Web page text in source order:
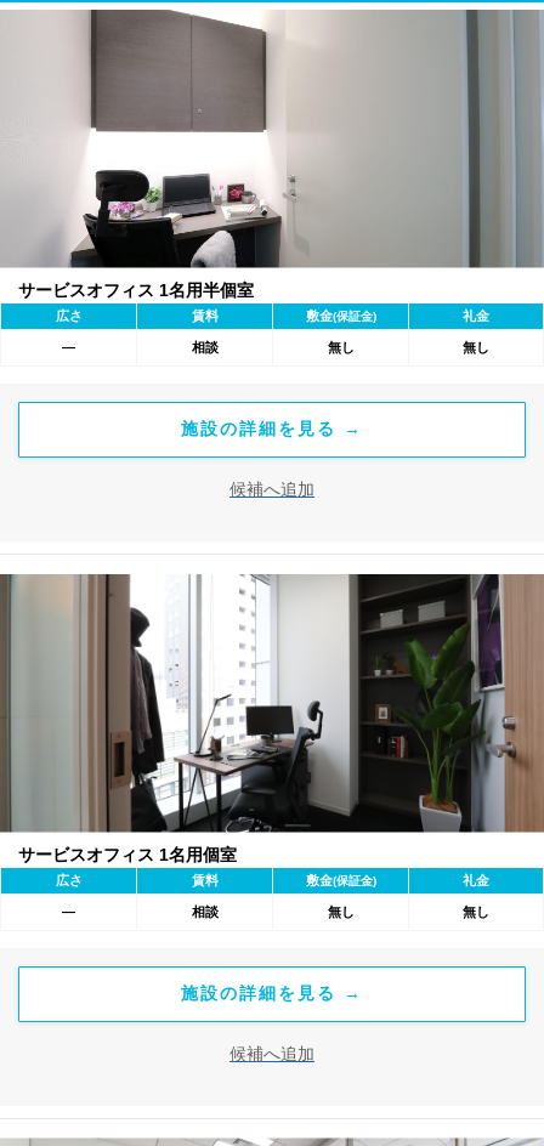
サービスオフィス 1名用半個室
広さ 賃料 敷金(保証金) 礼金
― 相談 無し 無し
施設の詳細を見る →
候補へ追加
サービスオフィス 1名用個室
広さ 賃料 敷金(保証金) 礼金
― 相談 無し 無し
施設の詳細を見る →
候補へ追加